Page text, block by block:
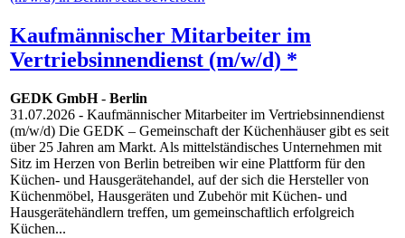
Kaufmännischer Mitarbeiter im
Vertriebsinnendienst (m/w/d) *
GEDK GmbH- Berlin
31.07.2026 - Kaufmännischer Mitarbeiter im Vertriebsinnendienst
(m/w/d) Die GEDK – Gemeinschaft der Küchenhäuser gibt es seit
über 25 Jahren am Markt. Als mittelständisches Unternehmen mit
Sitz im Herzen von Berlin betreiben wir eine Plattform für den
Küchen- und Hausgerätehandel, auf der sich die Hersteller von
Küchenmöbel, Hausgeräten und Zubehör mit Küchen- und
Hausgerätehändlern treffen, um gemeinschaftlich erfolgreich
Küchen...